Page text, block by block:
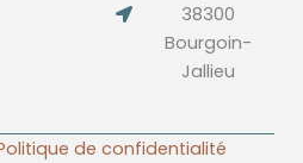
38300
Bourgoin-
Jallieu
de confidentialité